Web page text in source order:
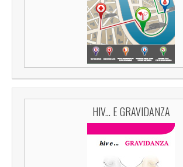
HIV... E GRAVIDANZA